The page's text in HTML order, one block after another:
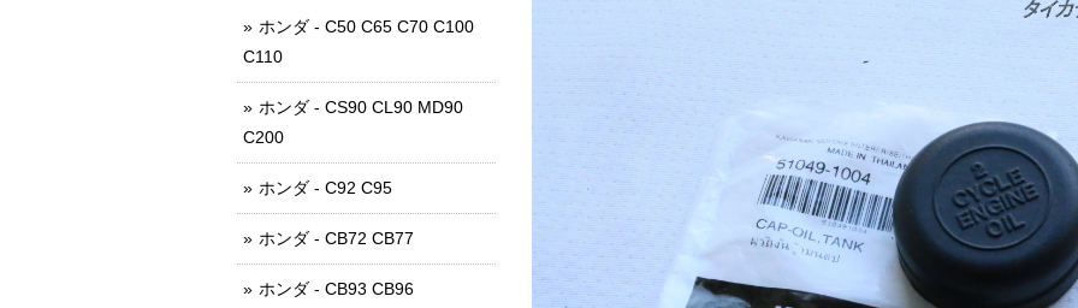
ホンダ - C50 C65 C70 C100
C110
ホンダ - CS90 CL90 MD90
C200
ホンダ - C92 C95
ホンダ - CB72 CB77
ホンダ - CB93 CB96